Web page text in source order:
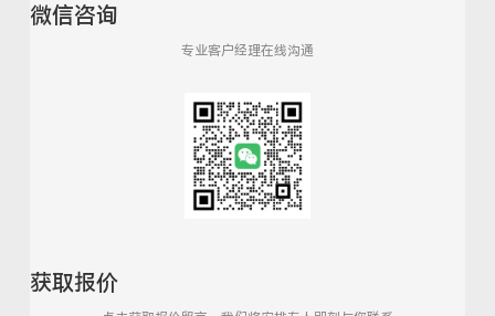
微信咨询
专业客户经理在线沟通
获取报价